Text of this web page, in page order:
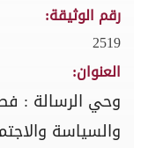
رقم الوثيقة:
2519
العنوان:
وحي الرسالة :
والسياسة